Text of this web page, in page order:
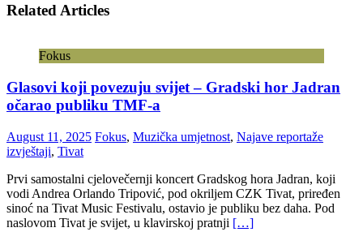
Related Articles
Fokus
Glasovi koji povezuju svijet – Gradski hor Jadran
očarao publiku TMF-a
August 11, 2025 Fokus, Muzička umjetnost, Najave reportaže
izvještaji, Tivat
Prvi samostalni cjelovečernji koncert Gradskog hora Jadran, koji
vodi Andrea Orlando Tripović, pod okriljem CZK Tivat, priređen
sinoć na Tivat Music Festivalu, ostavio je publiku bez daha. Pod
naslovom Tivat je svijet, u klavirskoj pratnji […]